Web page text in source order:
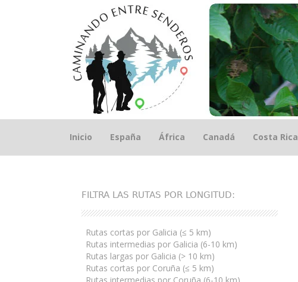
Saltar
Inicio España África Canadá Costa Rica
FILTRA LAS RUTAS POR LONGITUD:
Rutas cortas por Galicia (≤ 5 km)
Rutas intermedias por Galicia (6-10 km)
Rutas largas por Galicia (> 10 km)
Rutas cortas por Coruña (≤ 5 km)